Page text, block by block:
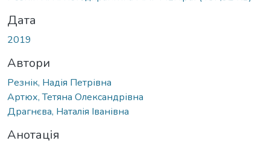
Дата
2019
Автори
Резнік, Надія Петрівна
Артюх, Тетяна Олександрівна
Драгнєва, Наталія Іванівна
Анотація